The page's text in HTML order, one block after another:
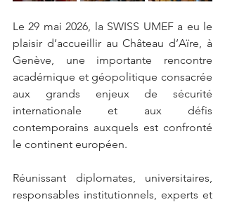
Le 29 mai 2026, la SWISS UMEF a eu le
plaisir d’accueillir au Château d’Aïre, à
Genève, une importante rencontre
académique et géopolitique consacrée
aux grands enjeux de sécurité
internationale et aux défis
contemporains auxquels est confronté
le continent européen.
Réunissant diplomates, universitaires,
responsables institutionnels, experts et